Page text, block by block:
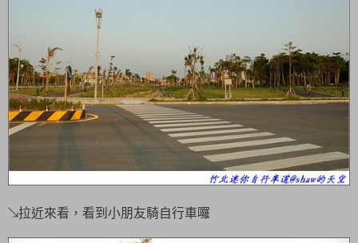
↘拉近來看，看到小朋友騎自行車囉